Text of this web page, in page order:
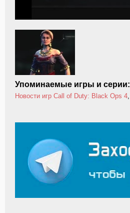
Упоминаемые игры и серии:
Новости игр Call of Duty: Black Ops 4